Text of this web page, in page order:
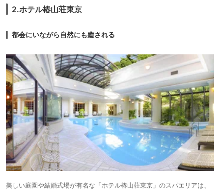
2.ホテル椿山荘東京
都会にいながら自然にも癒される
美しい庭園や結婚式場が有名な「ホテル椿山荘東京」のスパエリアは、